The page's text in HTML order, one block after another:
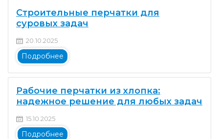
Строительные перчатки для
суровых задач
20.10.2025
Подробнее
Рабочие перчатки из хлопка:
надежное решение для любых задач
15.10.2025
Подробнее